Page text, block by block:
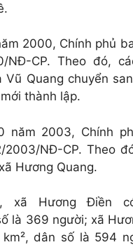
2000, Chính phủ
NĐ-CP. Theo đó,
Vũ Quang chuyển
thành lập.
năm 2003, Chính
2003/NĐ-CP. Theo
Hương Quang.
xã Hương Điền
là 369 người; xã
dân số là 594